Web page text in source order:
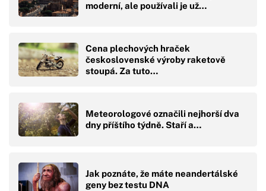
moderní, ale používali je už…
Cena plechových hraček
československé výroby raketově
stoupá. Za tuto…
Meteorologové označili nejhorší dva
dny příštího týdně. Staří a…
Jak poznáte, že máte neandertálské
geny bez testu DNA